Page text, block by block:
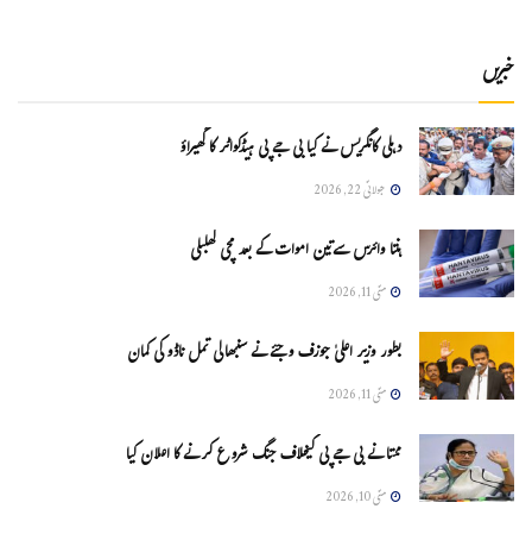
خبریں
دہلی کانگریس نے کیا بی جے پی ہیڈکواٹر کا گھیراؤ
جولائی 22, 2026
ہنتا وائرس سےتین اموات کے بعد مچی کھلبلی
مئی 11, 2026
بطور وزیر اعلیٰ جوزف وجئے نے سنبھالی تمل ناڈو کی کمان
مئی 11, 2026
ممتا نے بی جے پی کیخلاف جنگ شروع کرنے کا اعلان کیا
مئی 10, 2026